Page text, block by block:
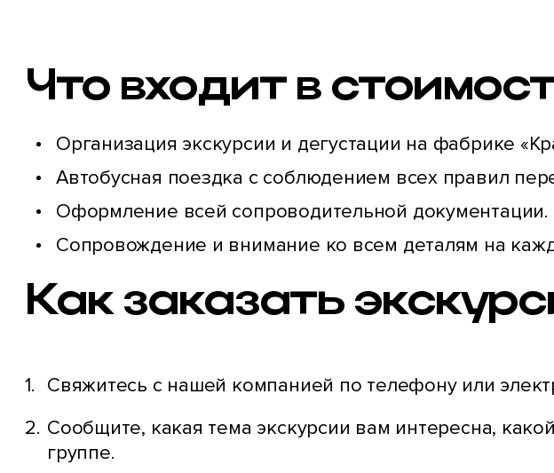
Что входит в
Организация экскурсии и дегустации на фабрике
Автобусная поездка с соблюдением всех правил
Оформление всей сопроводительной документации.
Сопровождение и внимание ко всем деталям на
Как заказать
Свяжитесь с нашей компанией по телефону или
Сообщите, какая тема экскурсии вам интересна,
группе.